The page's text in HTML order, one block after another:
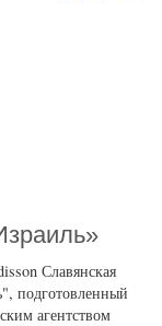
Славянская
подготовленный
агентством